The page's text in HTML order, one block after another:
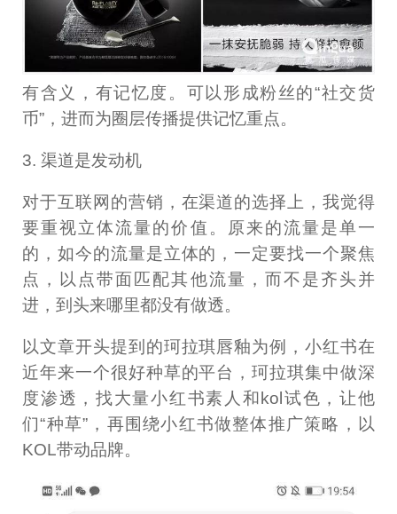
有含义，有记忆度。可以形成粉丝的“社交货
币”，进而为圈层传播提供记忆重点。
3. 渠道是发动机
对于互联网的营销，在渠道的选择上，我觉得
要重视立体流量的价值。原来的流量是单一
的，如今的流量是立体的，一定要找一个聚焦
点，以点带面匹配其他流量，而不是齐头并
进，到头来哪里都没有做透。
以文章开头提到的珂拉琪唇釉为例，小红书在
近年来一个很好种草的平台，珂拉琪集中做深
度渗透，找大量小红书素人和kol试色，让他
们“种草”，再围绕小红书做整体推广策略，以
KOL带动品牌。